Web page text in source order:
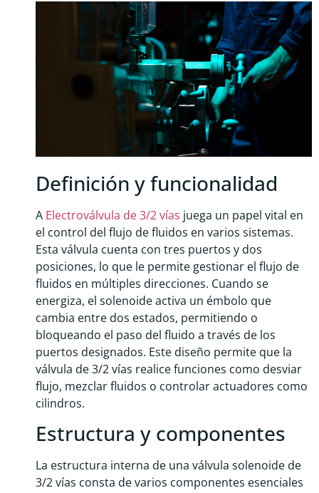
Definición y funcionalidad
A Electroválvula de 3/2 vías juega un papel vital en
el control del flujo de fluidos en varios sistemas.
Esta válvula cuenta con tres puertos y dos
posiciones, lo que le permite gestionar el flujo de
fluidos en múltiples direcciones. Cuando se
energiza, el solenoide activa un émbolo que
cambia entre dos estados, permitiendo o
bloqueando el paso del fluido a través de los
puertos designados. Este diseño permite que la
válvula de 3/2 vías realice funciones como desviar
flujo, mezclar fluidos o controlar actuadores como
cilindros.
Estructura y componentes
La estructura interna de una válvula solenoide de
3/2 vías consta de varios componentes esenciales